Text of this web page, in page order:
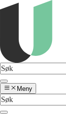
Meny